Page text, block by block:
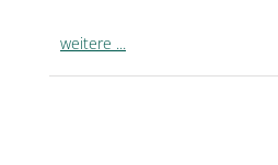
weitere ...